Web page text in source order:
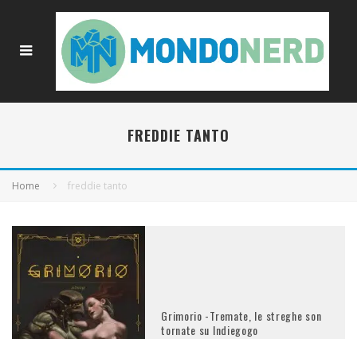
FREDDIE TANTO
Home freddie tanto
Grimorio -Tremate, le streghe son
tornate su Indiegogo